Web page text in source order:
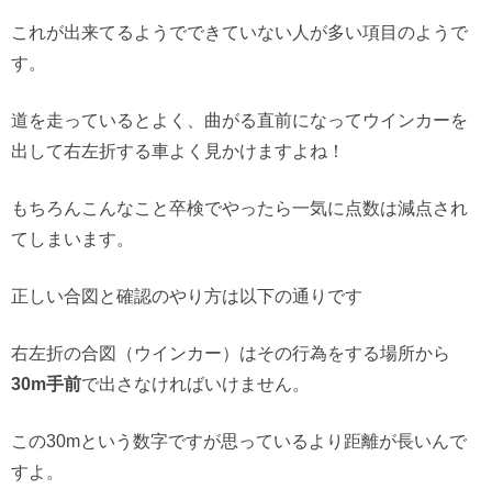
これが出来てるようでできていない人が多い項目のようで
す。
道を走っているとよく、曲がる直前になってウインカーを
出して右左折する車よく見かけますよね！
もちろんこんなこと卒検でやったら一気に点数は減点され
てしまいます。
正しい合図と確認のやり方は以下の通りです
右左折の合図（ウインカー）はその行為をする場所から
30m手前で出さなければいけません。
この30mという数字ですが思っているより距離が長いんで
すよ。